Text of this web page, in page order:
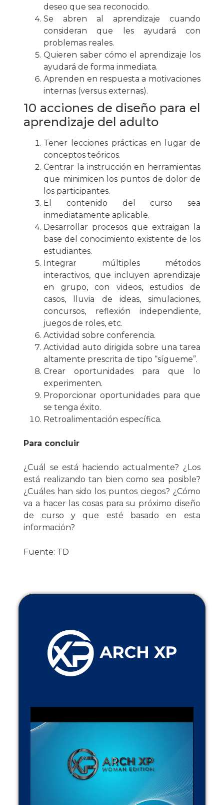
deseo que sea reconocido.
Se abren al aprendizaje cuando
consideran que les ayudará con
problemas reales.
Quieren saber cómo el aprendizaje los
ayudará de forma inmediata.
Aprenden en respuesta a motivaciones
internas (versus externas).
10 acciones de diseño para el
aprendizaje del adulto
Tener lecciones prácticas en lugar de
conceptos teóricos.
Centrar la instrucción en herramientas
que minimicen los puntos de dolor de
los participantes.
El contenido del curso sea
inmediatamente aplicable.
Desarrollar procesos que extraigan la
base del conocimiento existente de los
estudiantes.
Integrar múltiples métodos
interactivos, que incluyen aprendizaje
en grupo, con videos, estudios de
casos, lluvia de ideas, simulaciones,
concursos, reflexión independiente,
juegos de roles, etc.
Actividad sobre conferencia.
Actividad auto dirigida sobre una tarea
altamente prescrita de tipo “sígueme”.
Crear oportunidades para que lo
experimenten.
Proporcionar oportunidades para que
se tenga éxito.
Retroalimentación específica.
Para concluir
¿Cuál se está haciendo actualmente? ¿Los
está realizando tan bien como sea posible?
¿Cuáles han sido los puntos ciegos? ¿Cómo
va a hacer las cosas para su próximo diseño
de curso y que esté basado en esta
información?
Fuente: TD